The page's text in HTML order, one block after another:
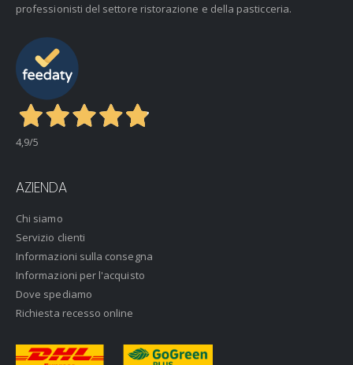
professionisti del settore ristorazione e della pasticceria.
4,9/5
AZIENDA
Chi siamo
Servizio clienti
Informazioni sulla consegna
Informazioni per l'acquisto
Dove spediamo
Richiesta recesso online